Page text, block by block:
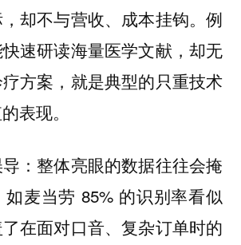
却不与营收、成本挂钩。例
速研读海量医学文献，却无
方案，就是典型的只重技术
表现。
：整体亮眼的数据往往会掩
麦当劳 85% 的识别率看似
在面对口音、复杂订单时的